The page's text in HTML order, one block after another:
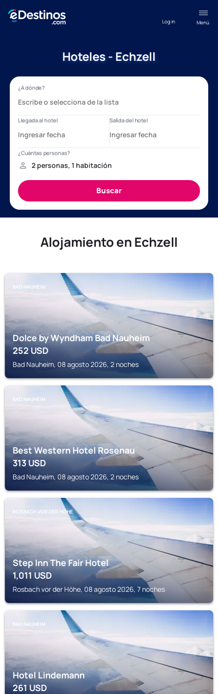
Menú
Log in
Hoteles - Echzell
Alojamiento en Echzell
BAD NAUHEIM
Dolce by Wyndham Bad Nauheim
252USD
Bad Nauheim, 08 agosto 2026, 2 noches
BAD NAUHEIM
Best Western Hotel Rosenau
313USD
Bad Nauheim, 08 agosto 2026, 2 noches
ROSBACH VOR DER HÖHE
Step Inn The Fair Hotel
1,011USD
Rosbach vor der Höhe, 08 agosto 2026, 7 noches
BAD NAUHEIM
Hotel Lindemann
261USD